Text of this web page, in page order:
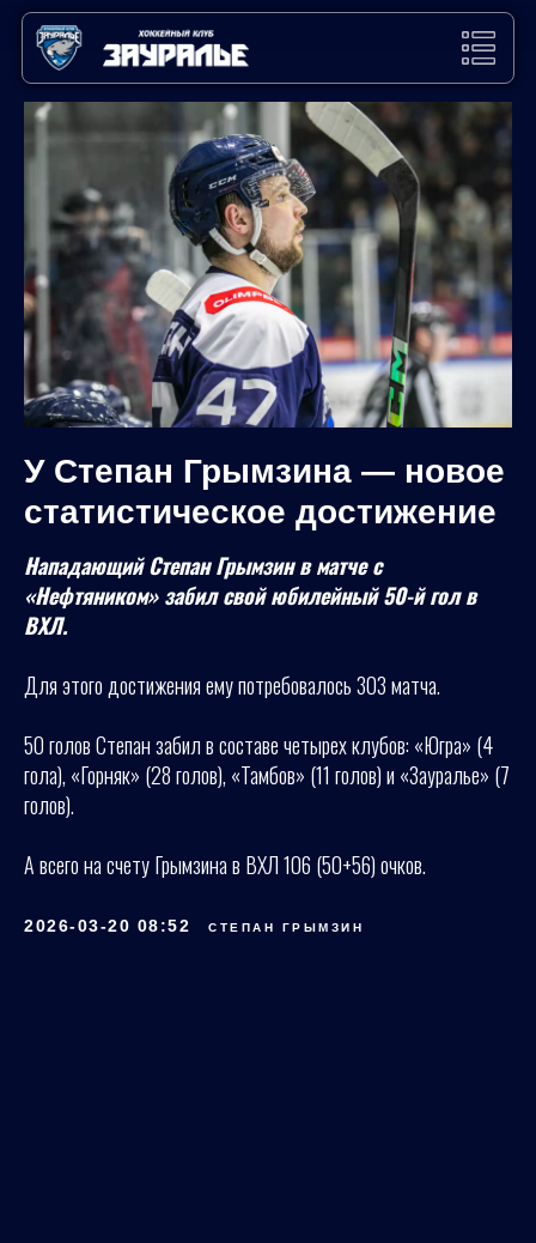
У Степан Грымзина — новое
статистическое достижение
Нападающий Степан Грымзин в матче с
«Нефтяником» забил свой юбилейный 50-й гол в
ВХЛ.
Для этого достижения ему потребовалось 303 матча.
50 голов Степан забил в составе четырех клубов: «Югра» (4
гола), «Горняк» (28 голов), «Тамбов» (11 голов) и «Зауралье» (7
голов).
А всего на счету Грымзина в ВХЛ 106 (50+56) очков.
2026-03-20 08:52 СТЕПАН ГРЫМЗИН